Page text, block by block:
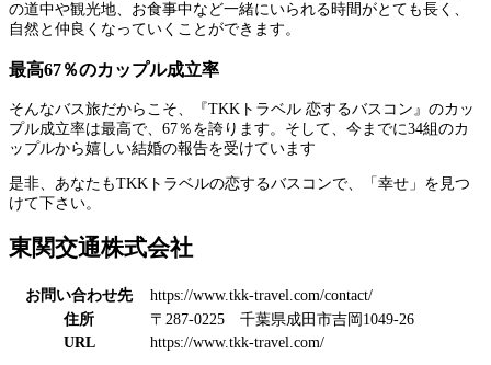
の道中や観光地、お食事中など一緒にいられる時間がとても長く、
自然と仲良くなっていくことができます。
最高67％のカップル成立率
そんなバス旅だからこそ、『TKKトラベル 恋するバスコン』のカッ
プル成立率は最高で、67％を誇ります。そして、今までに34組のカ
ップルから嬉しい結婚の報告を受けています
是非、あなたもTKKトラベルの恋するバスコンで、「幸せ」を見つ
けて下さい。
東関交通株式会社
お問い合わせ先
https://www.tkk-travel.com/contact/
住所
〒287-0225 千葉県成田市吉岡1049-26
URL
https://www.tkk-travel.com/